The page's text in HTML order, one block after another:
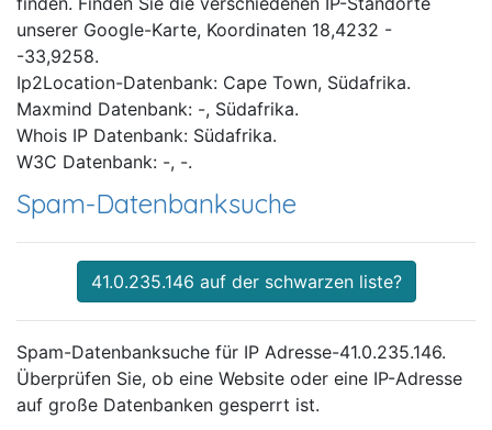
unserer Google-Karte, Koordinaten 18,4232 -
-33,9258.
Ip2Location-Datenbank: Cape Town, Südafrika.
Maxmind Datenbank: -, Südafrika.
Whois IP Datenbank: Südafrika.
W3C Datenbank: -, -.
Spam-Datenbanksuche
41.0.235.146 auf der schwarzen liste?
Spam-Datenbanksuche für IP Adresse-41.0.235.146.
Überprüfen Sie, ob eine Website oder eine IP-Adresse
auf große Datenbanken gesperrt ist.